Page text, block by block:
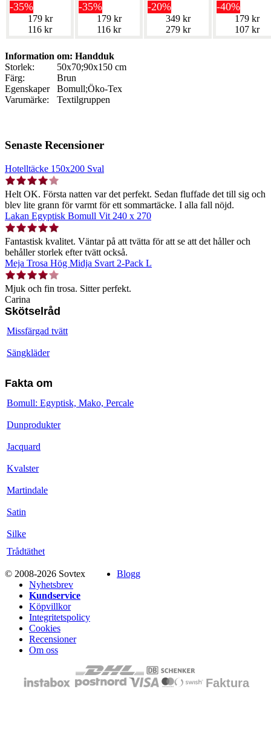
-35%
179 kr
116 kr
-35%
179 kr
116 kr
-20%
349 kr
279 kr
-40%
179 kr
107 kr
Information om: Handduk
Storlek:
50x70;90x150 cm
Färg:
Brun
Egenskaper
Bomull;Öko-Tex
Varumärke:
Textilgruppen
Senaste Recensioner
Hotelltäcke 150x200 Sval
Helt OK. Första natten var det perfekt. Sedan fluffade det till sig och
blev lite grann för varmt för ett sommartäcke. I alla fall nöjd.
Lakan Egyptisk Bomull Vit 240 x 270
Fantastisk kvalitet. Väntar på att tvätta för att se att det håller och
behåller storlek efter tvätt också.
Meja Trosa Hög Midja Svart 2-Pack L
Mjuk och fin trosa. Sitter perfekt.
Carina
Skötselråd
Missfärgad tvätt
Sängkläder
Fakta om
Bomull: Egyptisk, Mako, Percale
Dunprodukter
Jacquard
Kvalster
Martindale
Satin
Silke
Trådtäthet
© 2008-2026 Sovtex
Blogg
Nyhetsbrev
Kundservice
Köpvillkor
Integritetspolicy
Cookies
Recensioner
Om oss